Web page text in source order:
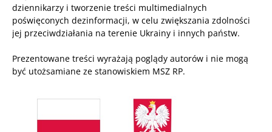
dziennikarzy i tworzenie treści multimedialnych
poświęconych dezinformacji, w celu zwiększania zdolności
jej przeciwdziałania na terenie Ukrainy i innych państw.
Prezentowane treści wyrażają poglądy autorów i nie mogą
być utożsamiane ze stanowiskiem MSZ RP.